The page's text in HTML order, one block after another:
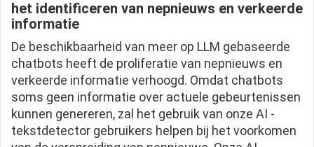
het identificeren van nepnieuws en verkeerde
informatie
De beschikbaarheid van meer op LLM gebaseerde
chatbots heeft de proliferatie van nepnieuws en
verkeerde informatie verhoogd. Omdat chatbots
soms geen informatie over actuele gebeurtenissen
kunnen genereren, zal het gebruik van onze AI -
tekstdetector gebruikers helpen bij het voorkomen